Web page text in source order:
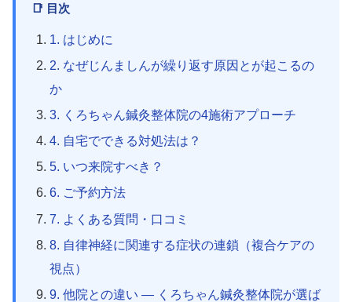
📑 目次
1. はじめに
2. なぜじんましんが繰り返す原因とが起こるの
か
3. くろちゃん鍼灸整体院の4施術アプローチ
4. 自宅でできる対処法は？
5. いつ来院すべき？
6. ご予約方法
7. よくある質問・口コミ
8. 自律神経に関連する症状の連鎖（複合ケアの
視点）
9. 他院との違い — くろちゃん鍼灸整体院が選ば